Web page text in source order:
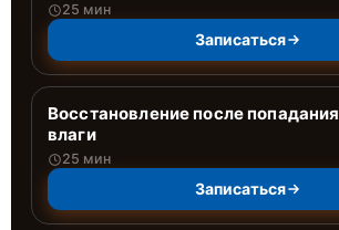
25 мин
Записаться
Восстановление после попадания
влаги
25 мин
Записаться